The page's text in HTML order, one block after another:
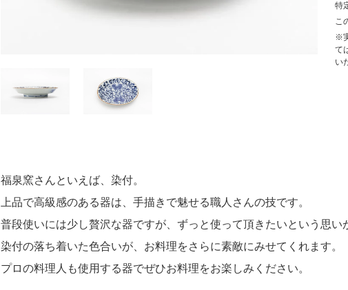
特
こ
※
て
い
福泉窯さんといえば、染付。
上品で高級感のある器は、手描きで魅せる職人さんの技です。
普段使いには少し贅沢な器ですが、ずっと使って頂きたいという思い
染付の落ち着いた色合いが、お料理をさらに素敵にみせてくれます。
プロの料理人も使用する器でぜひお料理をお楽しみください。